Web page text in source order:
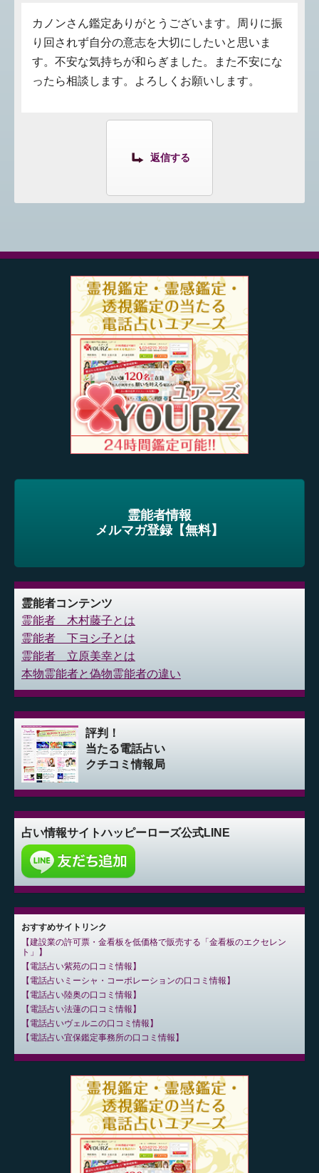
カノンさん鑑定ありがとうございます。周りに振
り回されず自分の意志を大切にしたいと思いま
す。不安な気持ちが和らぎました。また不安にな
ったら相談します。よろしくお願いします。
返信する
霊能者情報
メルマガ登録【無料】
霊能者コンテンツ
霊能者 木村藤子とは
霊能者 下ヨシ子とは
霊能者 立原美幸とは
本物霊能者と偽物霊能者の違い
評判！
当たる電話占い
クチコミ情報局
占い情報サイトハッピーローズ公式LINE
おすすめサイトリンク
建設業の許可票・金看板を低価格で販売する「金看板のエクセレン
ト」
電話占い紫苑の口コミ情報
電話占いミーシャ・コーポレーションの口コミ情報
電話占い陸奥の口コミ情報
電話占い法蓮の口コミ情報
電話占いヴェルニの口コミ情報
電話占い宜保鑑定事務所の口コミ情報